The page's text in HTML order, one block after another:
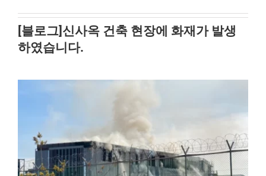
채용
English
[블로그]신사옥 건축 현장에 화재가 발생
하였습니다.